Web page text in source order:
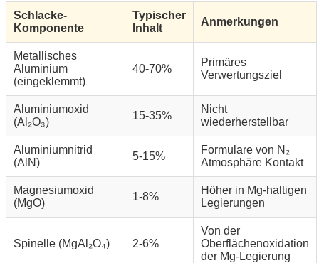
Schlacke-
Komponente
Typischer
Inhalt
Anmerkungen
Metallisches
Aluminium
(eingeklemmt)
40-70%
Primäres
Verwertungsziel
Aluminiumoxid
(Al₂O₃)
15-35%
Nicht
wiederherstellbar
Aluminiumnitrid
(AlN)
5-15%
Formulare von N₂
Atmosphäre Kontakt
Magnesiumoxid
(MgO)
1-8%
Höher in Mg-haltigen
Legierungen
Spinelle (MgAl₂O₄) 2-6%
Von der
Oberflächenoxidation
der Mg-Legierung